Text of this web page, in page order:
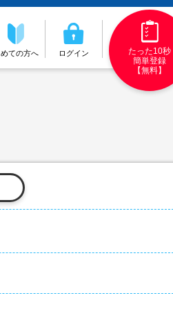
ての方へ ログイン
たった10秒
簡単登録
【無料】